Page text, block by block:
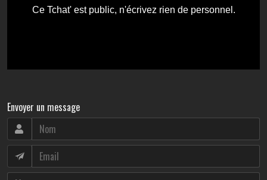
Envoyer un message